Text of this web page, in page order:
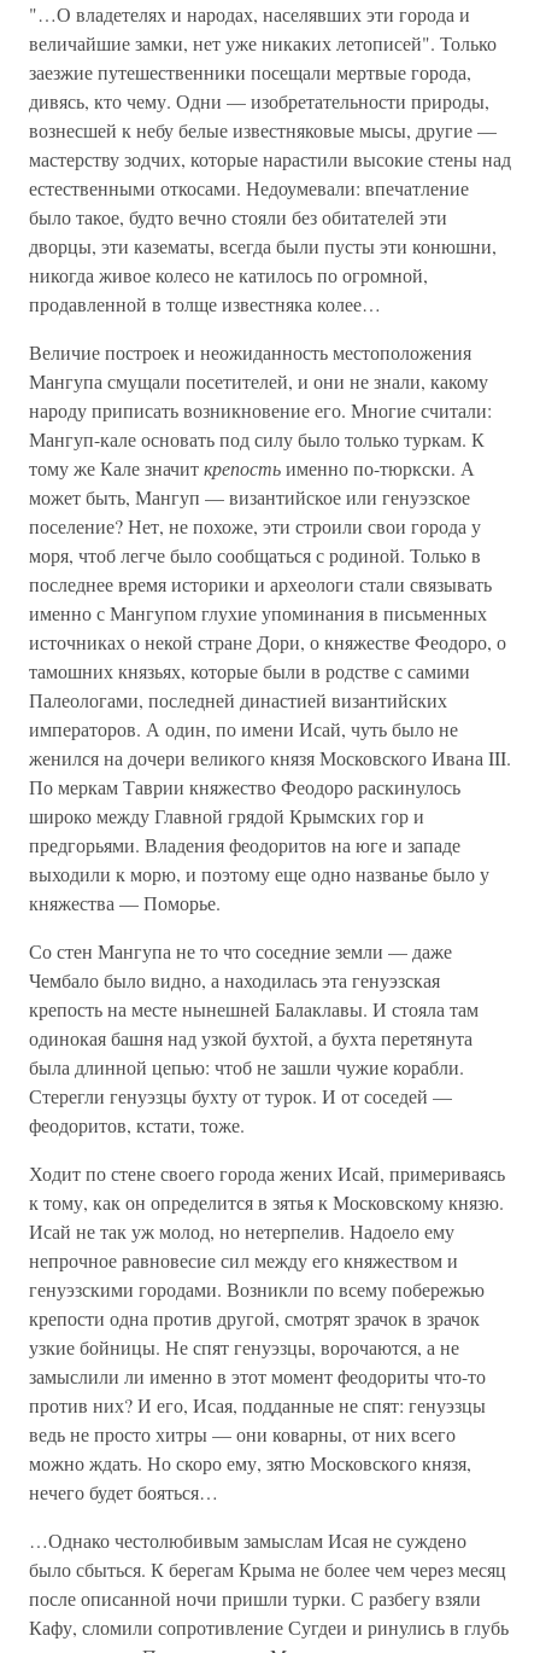
"…О владетелях и народах, населявших эти города и
величайшие замки, нет уже никаких летописей". Только
заезжие путешественники посещали мертвые города,
дивясь, кто чему. Одни — изобретательности природы,
вознесшей к небу белые известняковые мысы, другие —
мастерству зодчих, которые нарастили высокие стены над
естественными откосами. Недоумевали: впечатление
было такое, будто вечно стояли без обитателей эти
дворцы, эти казематы, всегда были пусты эти конюшни,
никогда живое колесо не катилось по огромной,
продавленной в толще известняка колее…
Величие построек и неожиданность местоположения
Мангупа смущали посетителей, и они не знали, какому
народу приписать возникновение его. Многие считали:
Мангуп-кале основать под силу было только туркам. К
тому же Кале значиткрепостьименно по-тюркски. А
может быть, Мангуп — византийское или генуэзское
поселение? Нет, не похоже, эти строили свои города у
моря, чтоб легче было сообщаться с родиной. Только в
последнее время историки и археологи стали связывать
именно с Мангупом глухие упоминания в письменных
источниках о некой стране Дори, о княжестве Феодоро, о
тамошних князьях, которые были в родстве с самими
Палеологами, последней династией византийских
императоров. А один, по имени Исай, чуть было не
женился на дочери великого князя Московского Ивана III.
По меркам Таврии княжество Феодоро раскинулось
широко между Главной грядой Крымских гор и
предгорьями. Владения феодоритов на юге и западе
выходили к морю, и поэтому еще одно названье было у
княжества — Поморье.
Со стен Мангупа не то что соседние земли — даже
Чембало было видно, а находилась эта генуэзская
крепость на месте нынешней Балаклавы. И стояла там
одинокая башня над узкой бухтой, а бухта перетянута
была длинной цепью: чтоб не зашли чужие корабли.
Стерегли генуэзцы бухту от турок. И от соседей —
феодоритов, кстати, тоже.
Ходит по стене своего города жених Исай, примериваясь
к тому, как он определится в зятья к Московскому князю.
Исай не так уж молод, но нетерпелив. Надоело ему
непрочное равновесие сил между его княжеством и
генуэзскими городами. Возникли по всему побережью
крепости одна против другой, смотрят зрачок в зрачок
узкие бойницы. Не спят генуэзцы, ворочаются, а не
замыслили ли именно в этот момент феодориты что-то
против них? И его, Исая, подданные не спят: генуэзцы
ведь не просто хитры — они коварны, от них всего
можно ждать. Но скоро ему, зятю Московского князя,
нечего будет бояться…
…Однако честолюбивым замыслам Исая не суждено
было сбыться. К берегам Крыма не более чем через месяц
после описанной ночи пришли турки. С разбегу взяли
Кафу, сломили сопротивление Сугдеи и ринулись в глубь